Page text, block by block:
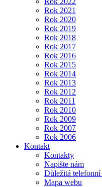
Rok 2021
Rok 2020
Rok 2019
Rok 2018
Rok 2017
Rok 2016
Rok 2015
Rok 2014
Rok 2013
Rok 2012
Rok 2011
Rok 2010
Rok 2009
Rok 2007
Rok 2006
Kontakt
Kontakty
Napište nám
Důležitá telefonní
Mapa webu